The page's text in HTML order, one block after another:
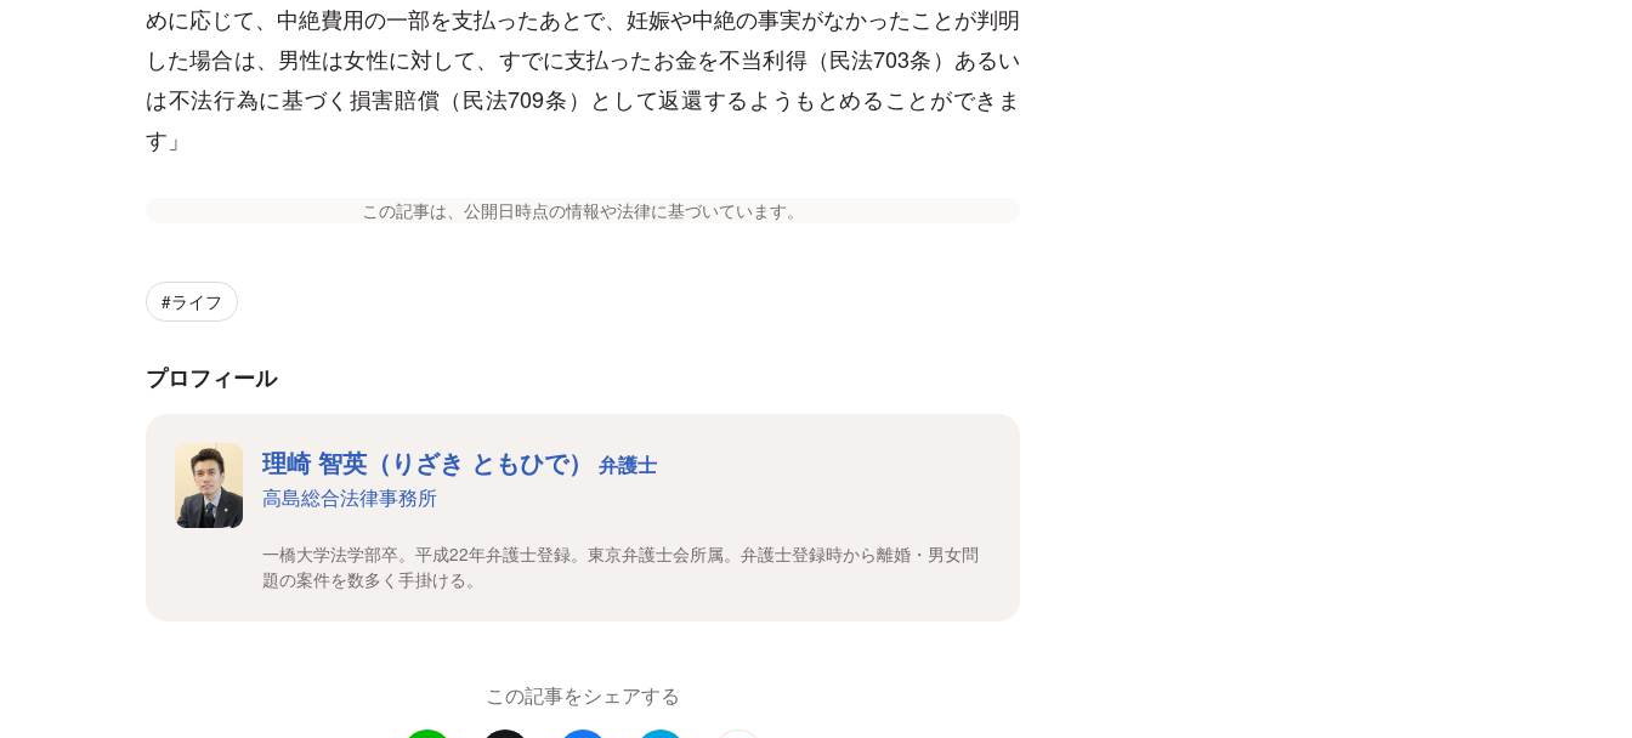
めに応じて、中絶費用の一部を支払ったあとで、妊娠や中絶の事実がなかったことが判明
した場合は、男性は女性に対して、すでに支払ったお金を不当利得（民法703条）あるい
は不法行為に基づく損害賠償（民法709条）として返還するようもとめることができま
す」
この記事は、公開日時点の情報や法律に基づいています。
#ライフ
プロフィール
理崎 智英（りざき ともひで） 弁護士
高島総合法律事務所
一橋大学法学部卒。平成22年弁護士登録。東京弁護士会所属。弁護士登録時から離婚・男女問
題の案件を数多く手掛ける。
この記事をシェアする